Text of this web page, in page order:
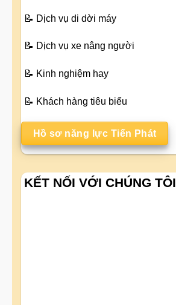
📝 Dịch vụ di dời máy
📝 Dịch vụ xe nâng người
📝 Kinh nghiệm hay
📝 Khách hàng tiêu biểu
Hồ sơ năng lực Tiến Phát
KẾT NỐI VỚI CHÚNG TÔI